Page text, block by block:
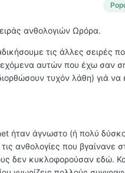
ανθολογιών Ωρόρα.
τις άλλες σειρές
αυτών που έχω σαν
τυχόν λάθη) γιά να
ήταν άγνωστο (ή πολύ
ανθολογίες που βγαίνανε
δεν κυκλοφορούσαν εδώ.